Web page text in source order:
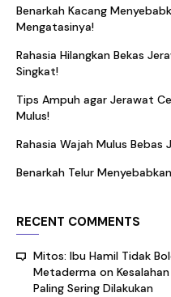
Benarkah Kacang
Mengatasinya!
Rahasia Hilangkan Bekas
Singkat!
Tips Ampuh agar Jerawat
Mulus!
Rahasia Wajah Mulus Bebas
Benarkah Telur
RECENT COMMENTS
Mitos: Ibu Hamil Tidak
Metaderma on
Paling Sering Dilakukan